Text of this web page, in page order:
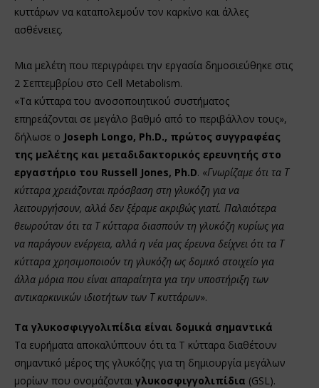
κυττάρων να καταπολεμούν τον καρκίνο και άλλες
ασθένειες.
Μια μελέτη που περιγράφει την εργασία δημοσιεύθηκε στις
2 Σεπτεμβρίου στο Cell Metabolism.
«Τα κύτταρα του ανοσοποιητικού συστήματος
επηρεάζονται σε μεγάλο βαθμό από το περιβάλλον τους»,
δήλωσε ο Joseph Longo, Ph.D., πρώτος συγγραφέας
της μελέτης και μεταδιδακτορικός ερευνητής στο
εργαστήριο του Russell Jones, Ph.D. «Γνωρίζαμε ότι τα Τ
κύτταρα χρειάζονται πρόσβαση στη γλυκόζη για να
λειτουργήσουν, αλλά δεν ξέραμε ακριβώς γιατί. Παλαιότερα
θεωρούταν ότι τα Τ κύτταρα διασπούν τη γλυκόζη κυρίως για
να παράγουν ενέργεια, αλλά η νέα μας έρευνα δείχνει ότι τα Τ
κύτταρα χρησιμοποιούν τη γλυκόζη ως δομικό στοιχείο για
άλλα μόρια που είναι απαραίτητα για την υποστήριξη των
αντικαρκινικών ιδιοτήτων των Τ κυττάρων».
Τα γλυκοσφιγγολιπίδια είναι δομικά σημαντικά
Τα ευρήματα αποκαλύπτουν ότι τα Τ κύτταρα διαθέτουν
σημαντικό μέρος της γλυκόζης για τη δημιουργία μεγάλων
μορίων που ονομάζονται γλυκοσφιγγολιπίδια (GSL).